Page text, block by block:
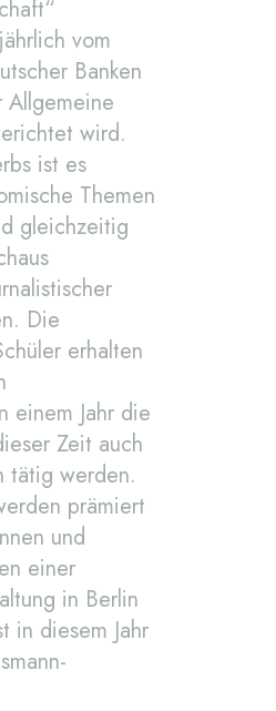
vom
Banken
Allgemeine
wird.
ist es
Themen
gleichzeitig
Die
erhalten
einem Jahr die
Zeit auch
tätig werden.
prämiert
und
einer
in Berlin
in diesem Jahr